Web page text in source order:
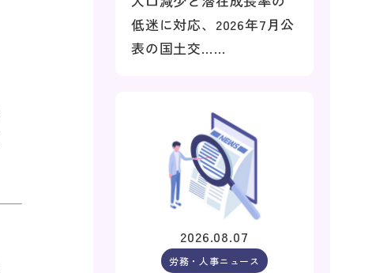
低迷に対応、2026年7月公
表の国土交……
2026.08.07
労務・人事ニュース